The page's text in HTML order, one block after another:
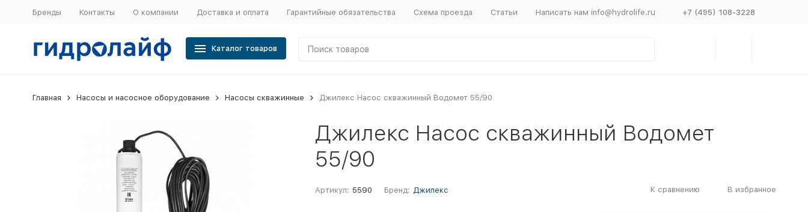
Бренды Контакты О компании Доставка и оплата Гарантийные обязательства Схема проезда Статьи Написать нам info@hydrolife.ru +7 (495) 108-3228
Каталог товаров
Главная Насосы и насосное оборудование Насосы скважинные Джилекс Насос скважинный Водомет 55/90
Джилекс Насос скважинный Водомет
55/90
Артикул: 5590 Бренд: Джилекс К сравнению В избранное